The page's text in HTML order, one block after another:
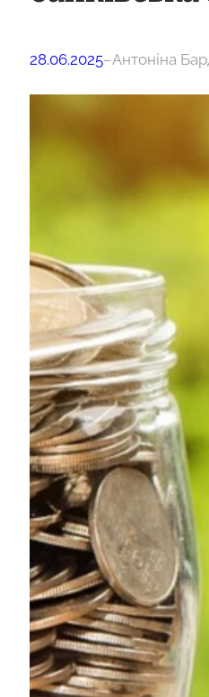
28.06.2025–Антоніна